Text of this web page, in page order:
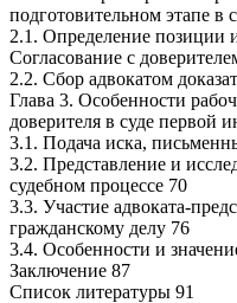
подготовительном этапе в
2.1. Определение позиции
Согласование с
2.2. Сбор адвокатом
Глава 3. Особенности
доверителя в суде первой
3.1. Подача иска,
3.2. Представление и
судебном процессе 70
3.3. Участие адвоката-
гражданскому делу 76
3.4. Особенности и
Заключение 87
Список литературы 91